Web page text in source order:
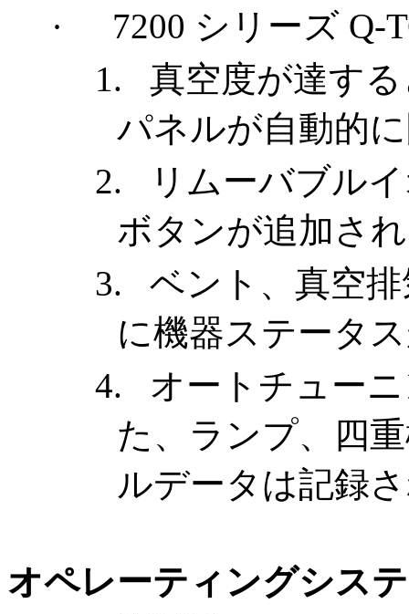
·
7200 シリーズ Q-
1.
真空度が達す
パネルが自動的
2.
リムーバブル
ボタンが追加さ
3.
ベント、真空
に機器ステータ
4.
オートチュー
た、ランプ、四
ルデータは記録
オペレーティングシス